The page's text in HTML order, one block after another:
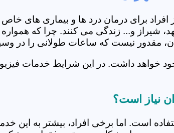
از افراد برای درمان درد ها و بیماری
منطقه 9 تهران، اصفهان، مشهد، شیراز و... زندگی می
مقدور نیست که ساعات طولانی را در
است. اما برخی افراد، بیشتر به این